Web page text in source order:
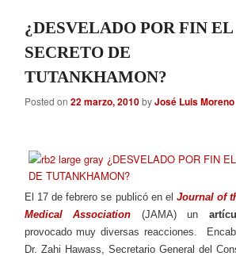
¿DESVELADO POR FIN EL
SECRETO DE
TUTANKHAMON?
Posted on 22 marzo, 2010byJosé Luis Moreno
El 17 de febrero se publicó en elJournal of
Medical Association (JAMA) un
provocado muy diversas reacciones.
Dr. Zahi Hawass, Secretario General del